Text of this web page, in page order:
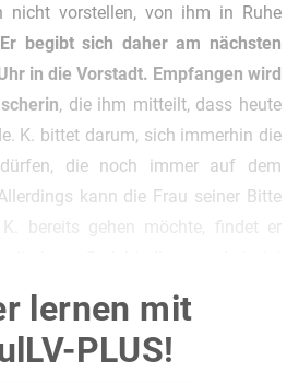
nicht vorstellen, von ihm in Ruhe
Er begibt sich daher am nächsten
in die Vorstadt. Empfangen wird
, die ihm mitteilt, dass heute
K. bittet darum, sich immerhin die
die noch immer auf dem
kann die Frau seiner Bitte
bereits gehen möchte, findet er
wobei die Wohnung an
müsse.
lernen mit
PLUS!